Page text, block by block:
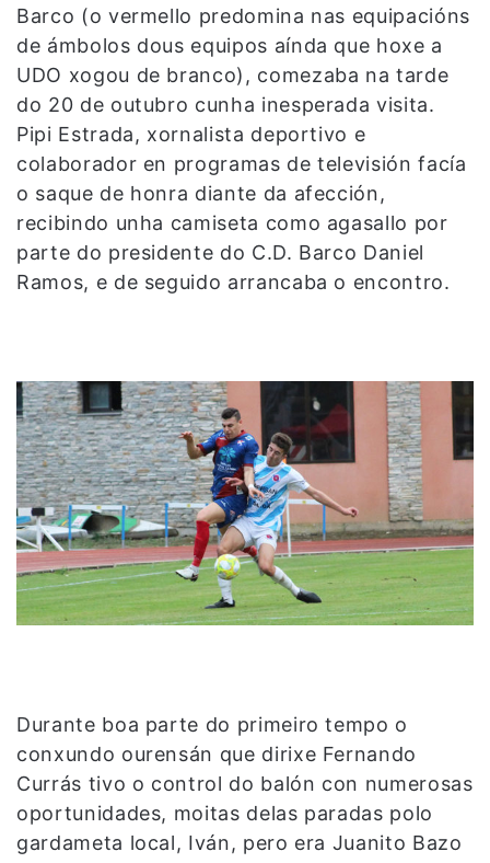
Barco (o vermello predomina nas equipacións
de ámbolos dous equipos aínda que hoxe a
UDO xogou de branco), comezaba na tarde
do 20 de outubro cunha inesperada visita.
Pipi Estrada, xornalista deportivo e
colaborador en programas de televisión facía
o saque de honra diante da afección,
recibindo unha camiseta como agasallo por
parte do presidente do C.D. Barco Daniel
Ramos, e de seguido arrancaba o encontro.
Durante boa parte do primeiro tempo o
conxundo ourensán que dirixe Fernando
Currás tivo o control do balón con numerosas
oportunidades, moitas delas paradas polo
gardameta local, Iván, pero era Juanito Bazo